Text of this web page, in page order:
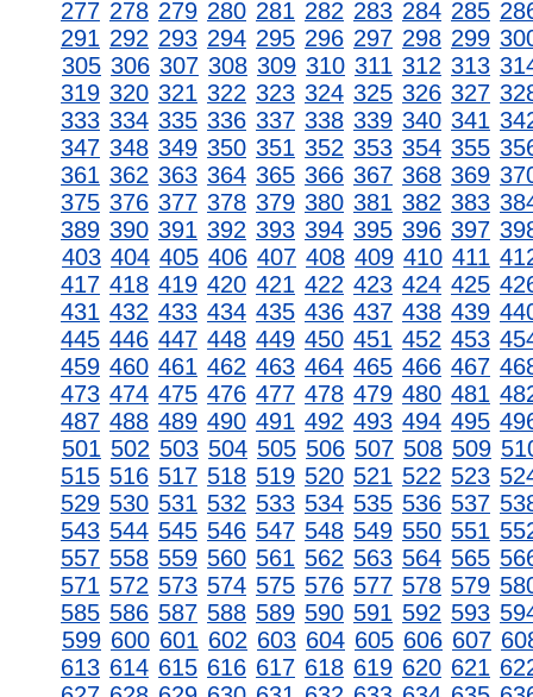
277 278 279 280 281 282 283 284 285
291 292 293 294 295 296 297 298 299
305 306 307 308 309 310 311 312 313
319 320 321 322 323 324 325 326 327
333 334 335 336 337 338 339 340 341
347 348 349 350 351 352 353 354 355
361 362 363 364 365 366 367 368 369
375 376 377 378 379 380 381 382 383
389 390 391 392 393 394 395 396 397
403 404 405 406 407 408 409 410 411
417 418 419 420 421 422 423 424 425
431 432 433 434 435 436 437 438 439
445 446 447 448 449 450 451 452 453
459 460 461 462 463 464 465 466 467
473 474 475 476 477 478 479 480 481
487 488 489 490 491 492 493 494 495
501 502 503 504 505 506 507 508 509
515 516 517 518 519 520 521 522 523
529 530 531 532 533 534 535 536 537
543 544 545 546 547 548 549 550 551
557 558 559 560 561 562 563 564 565
571 572 573 574 575 576 577 578 579
585 586 587 588 589 590 591 592 593
599 600 601 602 603 604 605 606 607
613 614 615 616 617 618 619 620 621